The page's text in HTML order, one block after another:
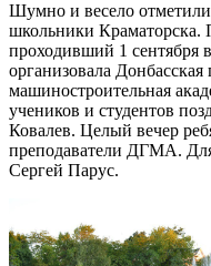
Шумно и весело
школьники Краматорска.
проходивший 1 сентября
организовала Донбасская
машиностроительная
учеников и студентов
Ковалев. Целый вечер
преподаватели ДГМА.
Сергей Парус.